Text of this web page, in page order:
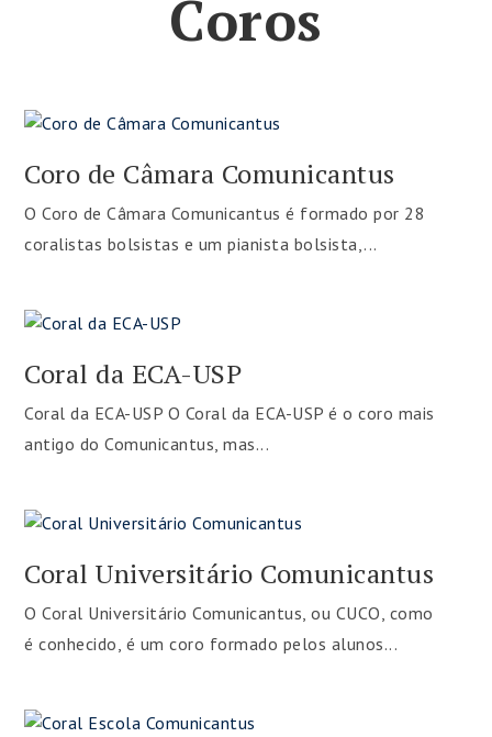
Coros
Coro de Câmara Comunicantus
O Coro de Câmara Comunicantus é formado por 28
coralistas bolsistas e um pianista bolsista,...
Coral da ECA-USP
Coral da ECA-USP O Coral da ECA-USP é o coro mais
antigo do Comunicantus, mas...
Coral Universitário Comunicantus
O Coral Universitário Comunicantus, ou CUCO, como
é conhecido, é um coro formado pelos alunos...